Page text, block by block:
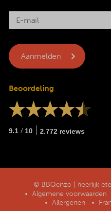
Beoordeling
9.1 / 10 2.772 reviews
© BBQenzo | heerlijk
Algemene voorwaarden
Allergenen